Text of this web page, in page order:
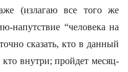
(излагаю все того же
“человека на
сказать, кто в данный
внутри; пройдет месяц-